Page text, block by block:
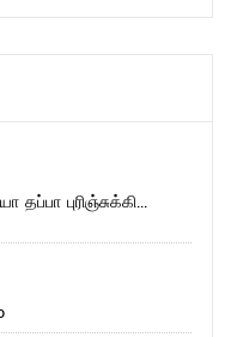
புரிஞ்சுக்கி...